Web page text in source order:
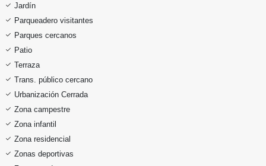
Jardín
Parqueadero visitantes
Parques cercanos
Patio
Terraza
Trans. público cercano
Urbanización Cerrada
Zona campestre
Zona infantil
Zona residencial
Zonas deportivas